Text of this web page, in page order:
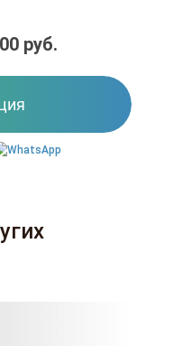
руб.